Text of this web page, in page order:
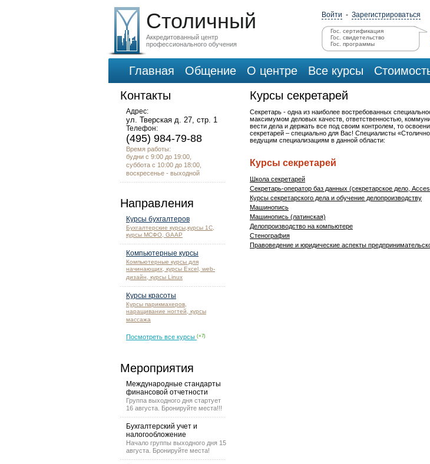
Столичный
Аккредитованный центр
профессионального обучения
Войти - Зарегистрироваться
Гос. сертификация
Гос. свидетельство
Гос. программы
Главная Общение О центре Все курсы
Контакты
Адрес:
ул. Тверская д. 27, стр. 1
Телефон:
(495) 984-79-88
Время работы:
будни с 9:00 до 19:00,
суббота с 10:00 до 18:00,
воскресенье - выходной
Направления
Курсы бухгалтеров
Бухгалтерские курсы,курсы 1С,
курсы МСФО, GAAP
Компьютерные курсы
Компьютерные курсы для
начинающих, курсы Excel, web-
дизайн, курсы Linux
Курсы красоты
Курсы парикмахеров,
наращивание ногтей, курсы
массажа
Посмотреть все курсы (+7)
Мероприятия
Международные стандарты
финансовой отчетности
Группа выходного дня стартует
16 августа. Бронируйте места!!!
Бухгалтерский учет и
налогообложение
Начало группы выходного дня 15
августа. Бронируйте места!
Курсы секретарей
Секретарь - одна из наиболее востребованных
максимумом деловых качеств, ответственностью,
вести дела и держать все под своим контролем, то
секретарей – специально для Вас! Специалисты
ведущим специализациям в данной области:
Курсы секретарей
Школа секретарей
Секретарь-оператор баз данных (секретарское дело,
Курсы секретарского дела и обучение делопроизводству
Машинопись
Машинопись (латинская)
Делопроизводство на компьютере
Стенография
Правоведение и юридические аспекты